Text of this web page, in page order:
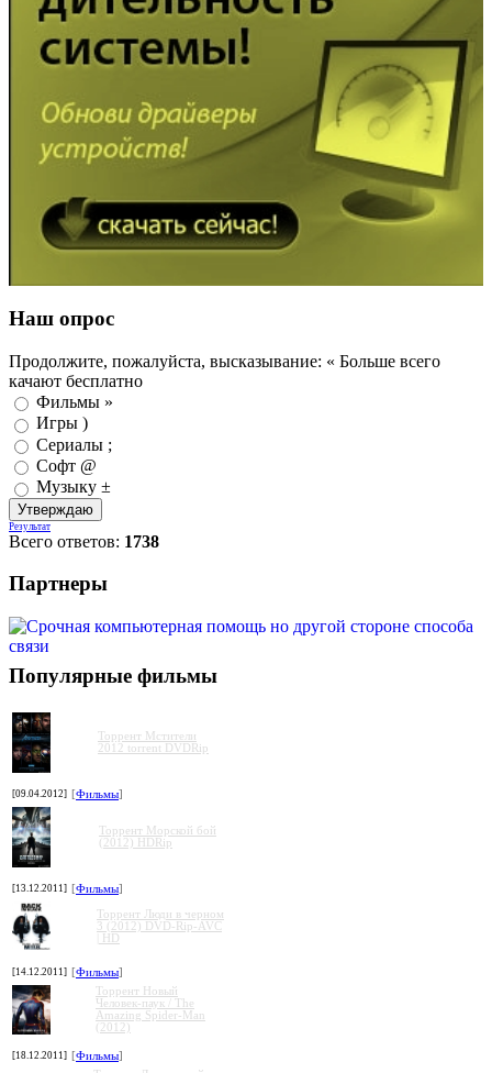
Наш опрос
Продолжите, пожалуйста, высказывание: « Больше всего
качают бесплатно
Фильмы »
Игры )
Сериалы ;
Софт @
Музыку ±
Результат
Всего ответов: 1738
Партнеры
Популярные фильмы
Торрент Мстители
2012 torrent DVDRip
[09.04.2012] [Фильмы]
Торрент Морской бой
(2012) HDRip
[13.12.2011] [Фильмы]
Торрент Люди в черном
3 (2012) DVD-Rip-AVC
| HD
[14.12.2011] [Фильмы]
Торрент Новый
Человек-паук / The
Amazing Spider-Man
(2012)
[18.12.2011] [Фильмы]